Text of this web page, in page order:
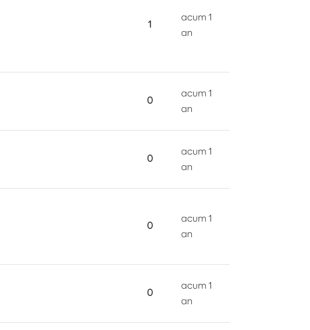
1
acum 1
an
0
acum 1
an
0
acum 1
an
0
acum 1
an
0
acum 1
an